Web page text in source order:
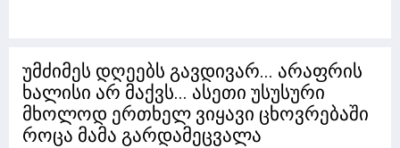
უმძიმეს დღეებს გავდივარ... არაფრის
ხალისი არ მაქვს... ასეთი უსუსური
მხოლოდ ერთხელ ვიყავი ცხოვრებაში
როცა მამა გარდამეცვალა